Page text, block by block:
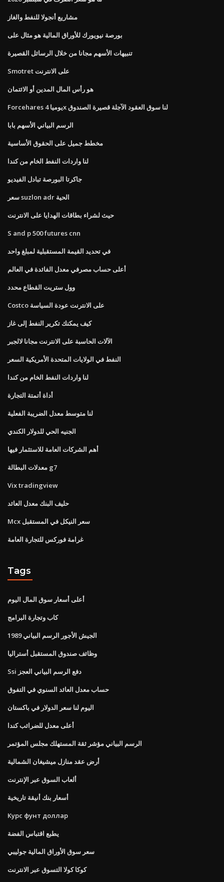
مشاريع أنجولا للنفط والغاز
بورصة نيويورك للأوراق المالية هو مثال على
تنبيهات الأسهم مجانا من خلال الرسائل القصيرة
Smotret على الانترنت
هو رأس المال المدين أو الائتمان
Forcehares يوميا 4x لنا سوق العقود الآجلة قصيرة الصندوق
الرسم البياني الأسهم بابا
مخطط جميل على الحقوق الأساسية
لنا واردات النفط الخام من كندا
جاكرتا البورصة تبادل الفيديو
سعر suzlon adr الحية
حيث لشراء بطاقات الهدايا على الانترنت
S and p 500 futures cnn
في تحديد القيمة المستقبلية لمبلغ واحد
أعلى حساب مصرفي معدل الفائدة في العالم
وول ستريت القطاع محدد
Costco على الانترنت عودة السياسة
كيف يمكنك تكرير النفط إلى غاز
الآلات الحاسبة على الانترنت مجانا لالجبر
النفط في الولايات المتحدة الأمريكية السعر
لنا واردات النفط الخام من كندا
أداة أتمتة التجارة
لنا متوسط ​​معدل الضريبة الفعلية
الجنيه الحي للدولار الكندي
أهم الشركات العامة للاستثمار فيها
معدلات البطالة g7
Vix tradingview
حليف البنك معدل العائد
Mcx سعر النيكل في المستقبل
غرامة فوركس للتجارة العامة
Tags
أعلى أسعار سوق المال اليوم
كاب وتجارة البرامج
1989 الجيش الأجور الرسم البياني
وظائف صندوق المستقبل أستراليا
Ssi دفع الرسم البياني العجز
حساب معدل العائد السنوي في التفوق
اليوم لنا سعر الدولار في باكستان
أعلى معدل للضرائب كندا
الرسم البياني مؤشر ثقة المستهلك مجلس المؤتمر
أرض عقد منازل ميشيغان الشمالية
ألعاب السوق عبر الإنترنت
أسعار بنك أنيقة تاريخية
Курс фунт доллар
يطبع اقتباس الفضة
سعر سوق الأوراق المالية جوليبي
كوكا كولا التسوق عبر الانترنت